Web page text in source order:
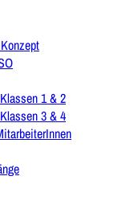
1 & 2
3 & 4